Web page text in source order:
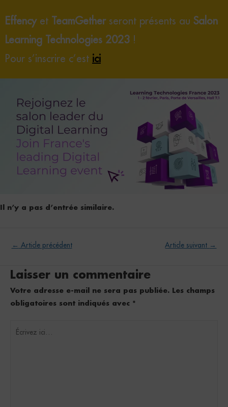
Effencyet TeamGetherseront présents au Salon
Learning Technologies 2023 !
Pour s’inscrire c’est ici
Il n’y a pas d’entrée similaire.
← Article précédent Article suivant →
Laisser un commentaire
Votre adresse e-mail ne sera pas publiée.
Les champs
obligatoires sont indiqués avec *